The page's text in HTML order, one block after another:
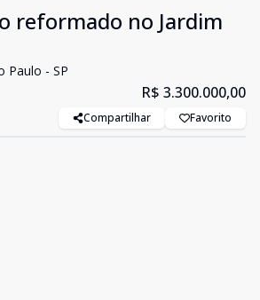
reformado no Jardim
Paulo - SP
R$ 3.300.000,00
Compartilhar Favorito